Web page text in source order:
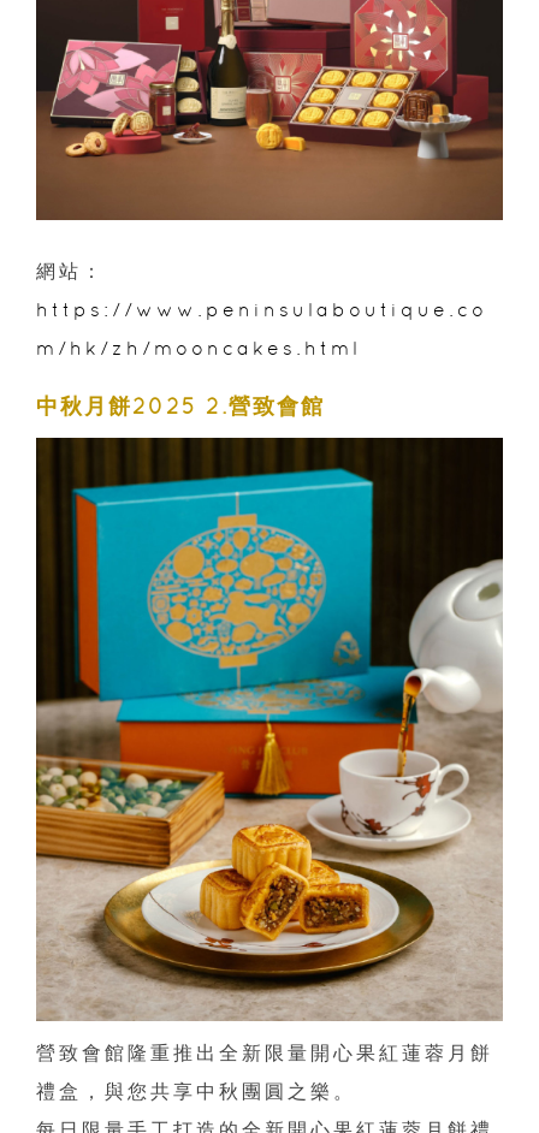
網站：
https://www.peninsulaboutique.co
m/hk/zh/mooncakes.html
中秋月餅2025 2.營致會館
營致會館隆重推出全新限量開心果紅蓮蓉月餅
禮盒，與您共享中秋團圓之樂。